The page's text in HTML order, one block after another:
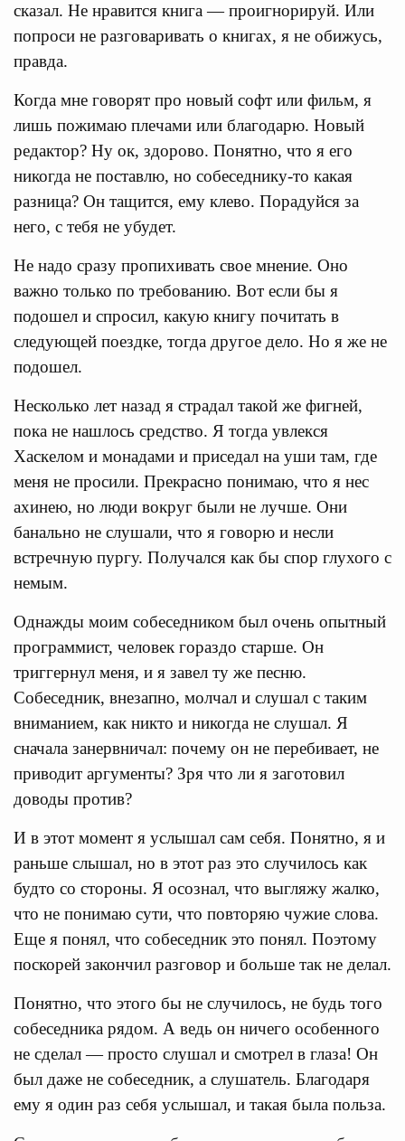
сказал. Не нравится книга — проигнорируй. Или
попроси не разговаривать о книгах, я не обижусь,
правда.
Когда мне говорят про новый софт или фильм, я
лишь пожимаю плечами или благодарю. Новый
редактор? Ну ок, здорово. Понятно, что я его
никогда не поставлю, но собеседнику-то какая
разница? Он тащится, ему клево. Порадуйся за
него, с тебя не убудет.
Не надо сразу пропихивать свое мнение. Оно
важно только по требованию. Вот если бы я
подошел и спросил, какую книгу почитать в
следующей поездке, тогда другое дело. Но я же не
подошел.
Несколько лет назад я страдал такой же фигней,
пока не нашлось средство. Я тогда увлекся
Хаскелом и монадами и приседал на уши там, где
меня не просили. Прекрасно понимаю, что я нес
ахинею, но люди вокруг были не лучше. Они
банально не слушали, что я говорю и несли
встречную пургу. Получался как бы спор глухого с
немым.
Однажды моим собеседником был очень опытный
программист, человек гораздо старше. Он
триггернул меня, и я завел ту же песню.
Собеседник, внезапно, молчал и слушал с таким
вниманием, как никто и никогда не слушал. Я
сначала занервничал: почему он не перебивает, не
приводит аргументы? Зря что ли я заготовил
доводы против?
И в этот момент я услышал сам себя. Понятно, я и
раньше слышал, но в этот раз это случилось как
будто со стороны. Я осознал, что выгляжу жалко,
что не понимаю сути, что повторяю чужие слова.
Еще я понял, что собеседник это понял. Поэтому
поскорей закончил разговор и больше так не делал.
Понятно, что этого бы не случилось, не будь того
собеседника рядом. А ведь он ничего особенного
не сделал — просто слушал и смотрел в глаза! Он
был даже не собеседник, а слушатель. Благодаря
ему я один раз себя услышал, и такая была польза.